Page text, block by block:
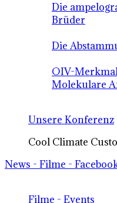
Die
Brüder
Die
OIV-
Molekulare
Unsere Konferenz
Cool Climate
News - Filme -
Filme - Events